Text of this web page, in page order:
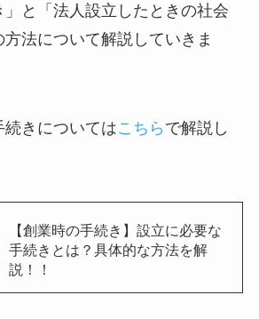
と「法人設立したときの社会
法について解説していきま
きについてはこちら で解説し
【創業時の手続き】設立に必要な
手続きとは？具体的な方法を解
説！！